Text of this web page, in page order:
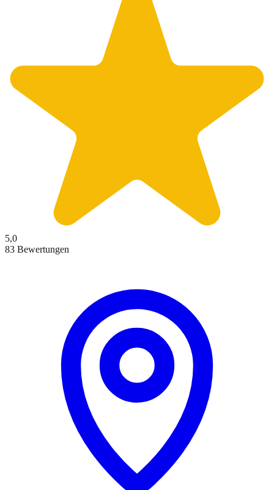
5,0
83 Bewertungen